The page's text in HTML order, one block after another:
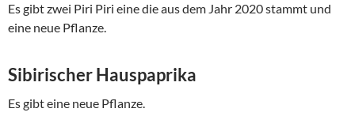
Es gibt zwei Piri Piri eine die aus dem Jahr 2020 stammt und
eine neue Pflanze.
SibirischerHauspaprika
Es gibt eine neue Pflanze.